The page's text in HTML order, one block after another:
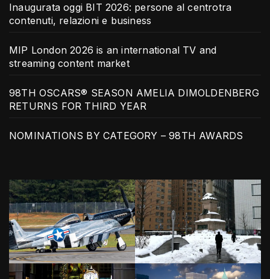
Inaugurata oggi BIT 2026: persone al centrotra
contenuti, relazioni e business
MIP London 2026 is an international TV and
streaming content market
98TH OSCARS® SEASON AMELIA DIMOLDENBERG
RETURNS FOR THIRD YEAR
NOMINATIONS BY CATEGORY – 98TH AWARDS